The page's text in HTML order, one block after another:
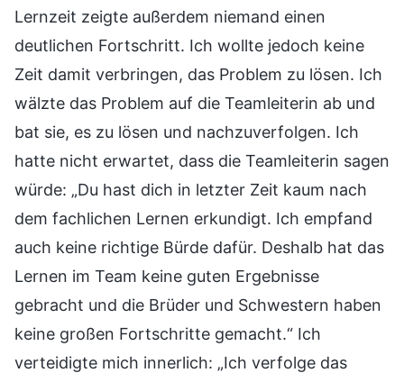
Lernzeit zeigte außerdem niemand einen
deutlichen Fortschritt. Ich wollte jedoch keine
Zeit damit verbringen, das Problem zu lösen. Ich
wälzte das Problem auf die Teamleiterin ab und
bat sie, es zu lösen und nachzuverfolgen. Ich
hatte nicht erwartet, dass die Teamleiterin sagen
würde: „Du hast dich in letzter Zeit kaum nach
dem fachlichen Lernen erkundigt. Ich empfand
auch keine richtige Bürde dafür. Deshalb hat das
Lernen im Team keine guten Ergebnisse
gebracht und die Brüder und Schwestern haben
keine großen Fortschritte gemacht.“ Ich
verteidigte mich innerlich: „Ich verfolge das